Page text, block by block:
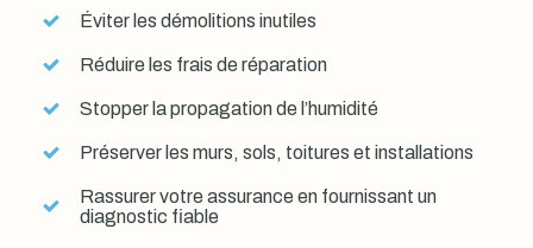
Éviter les démolitions inutiles
Réduire les frais de réparation
Stopper la propagation de l’humidité
Préserver les murs, sols, toitures et installations
Rassurer votre assurance en fournissant un
diagnostic fiable